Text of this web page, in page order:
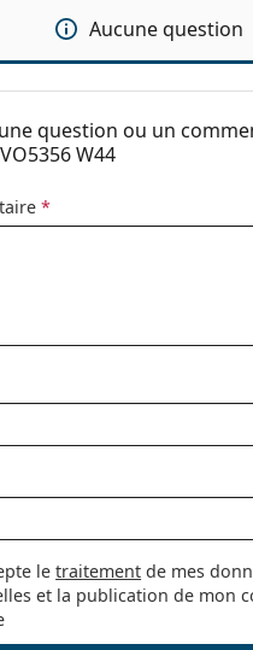
Aucune question
question ou un
W44
*
letraitement de mes
et la publication de mon